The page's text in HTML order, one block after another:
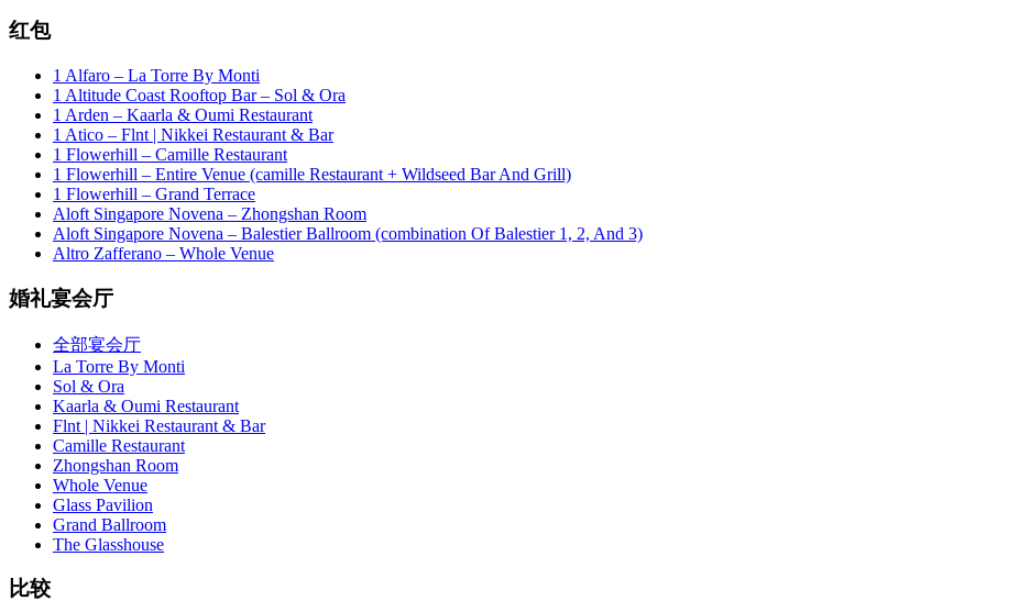
红包
1 Alfaro – La Torre By Monti
1 Altitude Coast Rooftop Bar – Sol & Ora
1 Arden – Kaarla & Oumi Restaurant
1 Atico – Flnt | Nikkei Restaurant & Bar
1 Flowerhill – Camille Restaurant
1 Flowerhill – Entire Venue (camille Restaurant + Wildseed Bar And Grill)
1 Flowerhill – Grand Terrace
Aloft Singapore Novena – Zhongshan Room
Aloft Singapore Novena – Balestier Ballroom (combination Of Balestier 1, 2, And 3)
Altro Zafferano – Whole Venue
婚礼宴会厅
全部宴会厅
La Torre By Monti
Sol & Ora
Kaarla & Oumi Restaurant
Flnt | Nikkei Restaurant & Bar
Camille Restaurant
Zhongshan Room
Whole Venue
Glass Pavilion
Grand Ballroom
The Glasshouse
比较